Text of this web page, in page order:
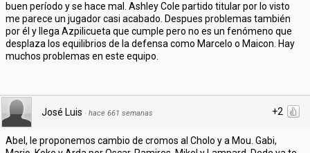
buen período y se hace mal. Ashley Cole partido titular por lo visto
me parece un jugador casi acabado. Despues problemas también
por él y llega Azpilicueta que cumple pero no es un fenómeno que
desplaza los equilibrios de la defensa como Marcelo o Maicon. Hay
muchos problemas en este equipo.
+2
José Luis · hace 661 semanas
Abel, le proponemos cambio de cromos al Cholo y a Mou. Gabi,